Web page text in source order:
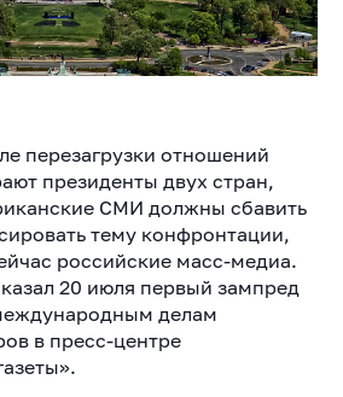
перезагрузки отношений
президенты двух стран,
СМИ должны сбавить
тему конфронтации,
российские масс-медиа.
20 июля первый зампред
делам
в пресс-центре